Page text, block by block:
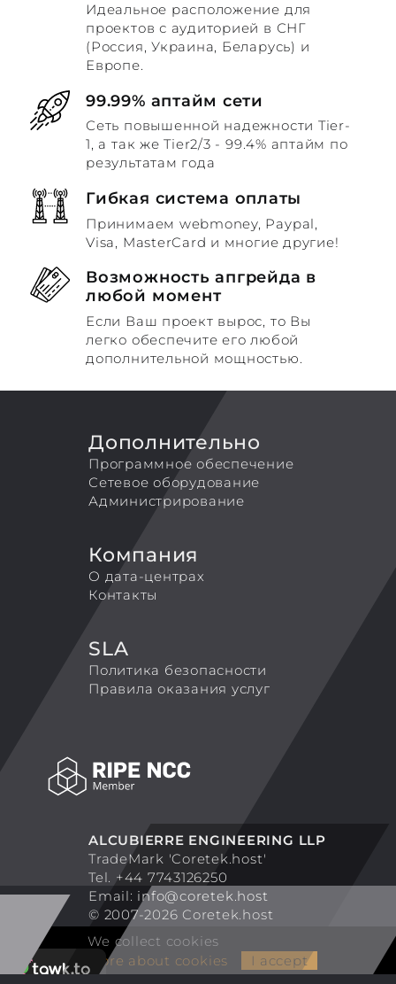
Идеальное расположение для
проектов с аудиторией в СНГ
(Россия, Украина, Беларусь) и
Европе.
99.99% аптайм сети
Сеть повышенной надежности Tier-
1, а так же Tier2/3 - 99.4% аптайм по
результатам года
Гибкая система оплаты
Принимаем webmoney, Paypal,
Visa, MasterCard и многие другие!
Возможность апгрейда в
любой момент
Если Ваш проект вырос, то Вы
легко обеспечите его любой
дополнительной мощностью.
ALCUBIERRE ENGINEERING LLP
TradeMark 'Coretek.host'
Tel. +44 7743126250
Email: info@coretek.host
© 2007-2026 Coretek.host
Дополнительно
Программное обеспечение
Сетевое оборудование
Администрирование
Компания
О дата-центрах
Контакты
SLA
Политика безопасности
Правила оказания услуг
We collect cookies
More about cookies
I accept